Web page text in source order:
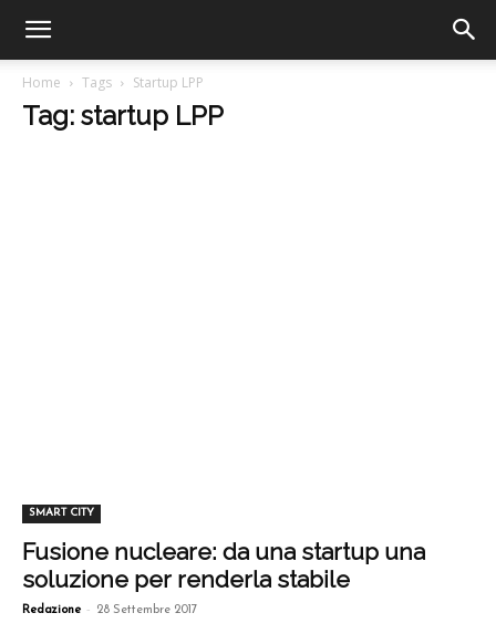
Home Tags Startup LPP
Tag: startup LPP
SMART CITY
Fusione nucleare: da una startup una
soluzione per renderla stabile
Redazione - 28 Settembre 2017